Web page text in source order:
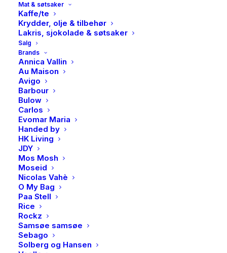
Mat & søtsaker
Kaffe/te
Krydder, olje & tilbehør
Lakris, sjokolade & søtsaker
Salg
Brands
Annica Vallin
Au Maison
Avigo
Barbour
Bulow
Carlos
Evomar Maria
Handed by
HK Living
JDY
Mos Mosh
Moseid
Nicolas Vahè
O My Bag
Paa Stell
Rice
Rockz
Samsøe samsøe
Sebago
Solberg og Hansen
Produktnummer
5102
Kategorier
Brand
BESKRIVELSE
Lekker ørepynt fra Pan.
Disse er i rhodinert sølv
Hyperallergi vennlig